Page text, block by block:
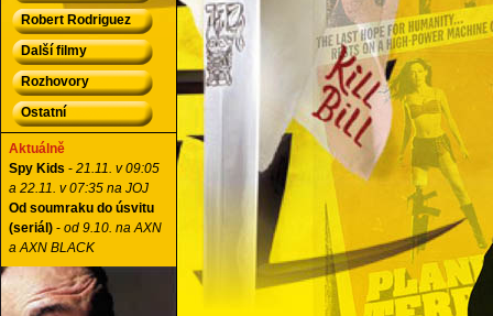
Robert Rodriguez
Další filmy
Rozhovory
Ostatní
Aktuálně
Spy Kids - 21.11. v 09:05
a 22.11. v 07:35 na JOJ
Od soumraku do úsvitu
(seriál) - od 9.10. na AXN
a AXN BLACK